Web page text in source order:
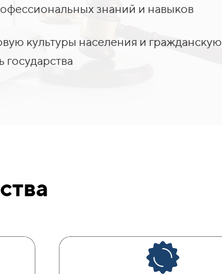
знаний и навыков
культуры населения и гражданскую
государства